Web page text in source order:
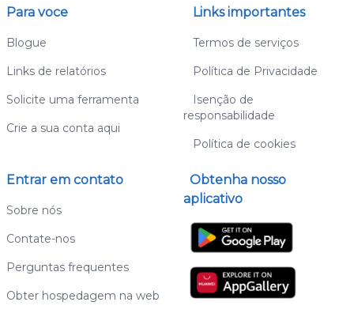
Para voce
Blogue
Links de relatórios
Solicite uma ferramenta
Crie a sua conta aqui
Links importantes
Termos de serviços
Política de Privacidade
Isenção de
responsabilidade
Política de cookies
Entrar em contato
Sobre nós
Contate-nos
Perguntas frequentes
Obter hospedagem na web
Obtenha nosso
aplicativo